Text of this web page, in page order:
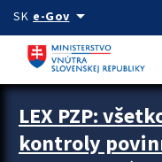
Preskocit na hlavný obsah
SK e-Govarrow_drop_down
Zastavit automatický posun
LEX PZP:
kontroly